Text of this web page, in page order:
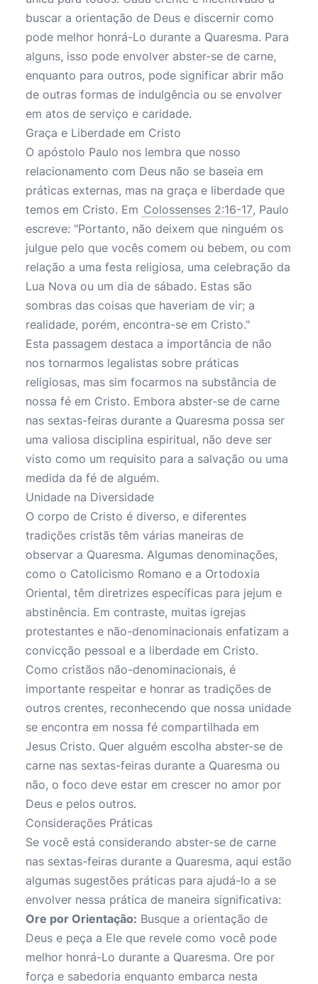
buscar a orientação de Deus e discernir como
pode melhor honrá-Lo durante a Quaresma. Para
alguns, isso pode envolver abster-se de carne,
enquanto para outros, pode significar abrir mão
de outras formas de indulgência ou se envolver
em atos de serviço e caridade.
Graça e Liberdade em Cristo
O apóstolo Paulo nos lembra que nosso
relacionamento com Deus não se baseia em
práticas externas, mas na graça e liberdade que
temos em Cristo. Em Colossenses 2:16-17, Paulo
escreve: "Portanto, não deixem que ninguém os
julgue pelo que vocês comem ou bebem, ou com
relação a uma festa religiosa, uma celebração da
Lua Nova ou um dia de sábado. Estas são
sombras das coisas que haveriam de vir; a
realidade, porém, encontra-se em Cristo."
Esta passagem destaca a importância de não
nos tornarmos legalistas sobre práticas
religiosas, mas sim focarmos na substância de
nossa fé em Cristo. Embora abster-se de carne
nas sextas-feiras durante a Quaresma possa ser
uma valiosa disciplina espiritual, não deve ser
visto como um requisito para a salvação ou uma
medida da fé de alguém.
Unidade na Diversidade
O corpo de Cristo é diverso, e diferentes
tradições cristãs têm várias maneiras de
observar a Quaresma. Algumas denominações,
como o Catolicismo Romano e a Ortodoxia
Oriental, têm diretrizes específicas para jejum e
abstinência. Em contraste, muitas igrejas
protestantes e não-denominacionais enfatizam a
convicção pessoal e a liberdade em Cristo.
Como cristãos não-denominacionais, é
importante respeitar e honrar as tradições de
outros crentes, reconhecendo que nossa unidade
se encontra em nossa fé compartilhada em
Jesus Cristo. Quer alguém escolha abster-se de
carne nas sextas-feiras durante a Quaresma ou
não, o foco deve estar em crescer no amor por
Deus e pelos outros.
Considerações Práticas
Se você está considerando abster-se de carne
nas sextas-feiras durante a Quaresma, aqui estão
algumas sugestões práticas para ajudá-lo a se
envolver nessa prática de maneira significativa:
Ore por Orientação: Busque a orientação de
Deus e peça a Ele que revele como você pode
melhor honrá-Lo durante a Quaresma. Ore por
força e sabedoria enquanto embarca nesta